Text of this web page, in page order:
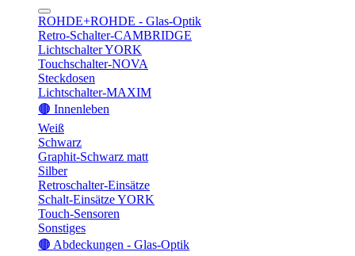
ROHDE+ROHDE - Glas-Optik
Retro-Schalter-CAMBRIDGE
Lichtschalter YORK
Touchschalter-NOVA
Steckdosen
Lichtschalter-MAXIM
🟤 Innenleben
Weiß
Schwarz
Graphit-Schwarz matt
Silber
Retroschalter-Einsätze
Schalt-Einsätze YORK
Touch-Sensoren
Sonstiges
🟤 Abdeckungen - Glas-Optik